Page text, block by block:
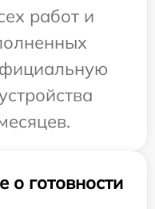
работ и
готовности